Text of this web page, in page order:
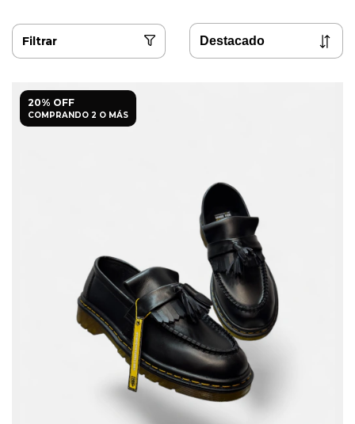
Filtrar
20% OFF
COMPRANDO 2 O MÁS